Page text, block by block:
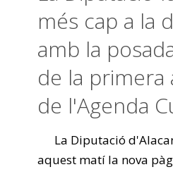
més cap a la
amb la
de la primera
de l'Agenda
La Diputació
aquest matí la nova